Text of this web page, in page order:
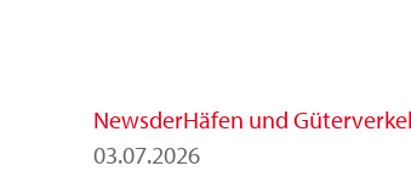
NewsderHäfen und
03.07.2026